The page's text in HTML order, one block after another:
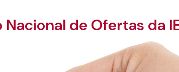
Nacional de Ofertas da